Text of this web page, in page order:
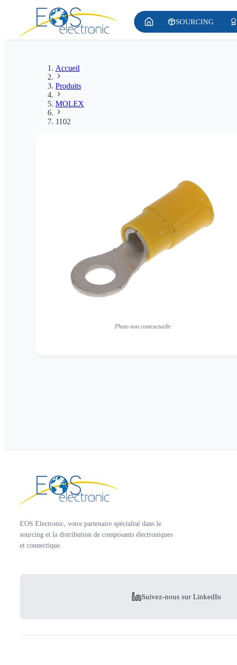
SOURCING
Accueil
Produits
MOLEX
1102
Photo non contractuelle
EOS Electronic, votre partenaire spécialisé dans le
sourcing et la distribution de composants électroniques
et connectique.
Suivez-nous sur LinkedIn